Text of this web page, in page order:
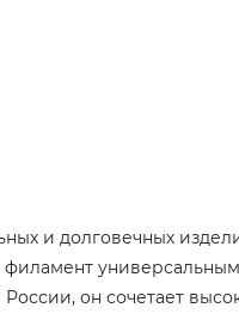
и долговечных
он сочетает